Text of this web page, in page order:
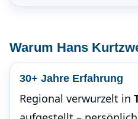
Warum Hans
30+ Jahre Erfahrung
Regional verwurzelt in